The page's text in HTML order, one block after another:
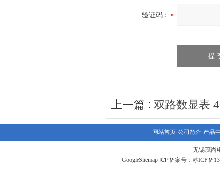
验证码：
上一篇 : 双路数显表
网站首页 公司简介 产品
无锡茂尚
GoogleSitemapICP备案号： 苏ICP备